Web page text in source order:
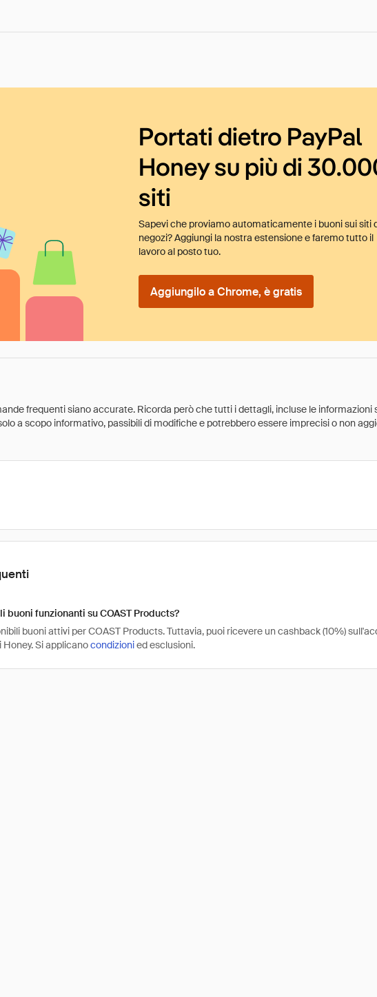
Portati dietro PayPal
Honey su più di
siti
Sapevi che proviamo automaticamente i buoni sui siti
negozi? Aggiungi la nostra estensione e faremo tutto il
lavoro al posto tuo.
Aggiungilo a Chrome, è gratis
frequenti siano accurate. Ricorda però che tutti i dettagli, incluse le
a scopo informativo, passibili di modifiche e potrebbero essere imprecisi o non
funzionanti su COAST Products?
buoni attivi per COAST Products. Tuttavia, puoi ricevere un cashback (10%)
Si applicanocondizionied esclusioni.